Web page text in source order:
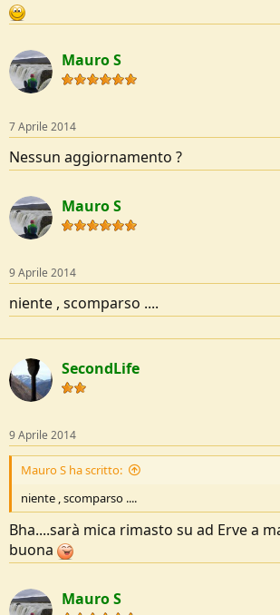
Mauro S
7 Aprile 2014
Nessun aggiornamento ?
Mauro S
9 Aprile 2014
niente , scomparso ....
SecondLife
9 Aprile 2014
Mauro S ha scritto:
niente , scomparso ....
Bha....sarà mica rimasto su ad Erve a
buona
Mauro S